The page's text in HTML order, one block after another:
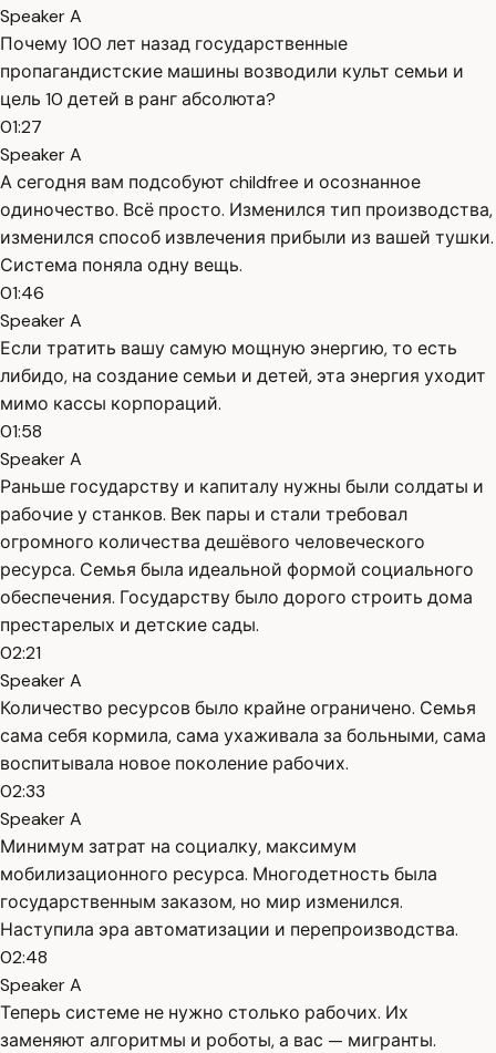
Speaker A
Почему 100 лет назад государственные
пропагандистские машины возводили культ семьи и
цель 10 детей в ранг абсолюта?
01:27
Speaker A
А сегодня вам подсобуют childfree и осознанное
одиночество. Всё просто. Изменился тип производства,
изменился способ извлечения прибыли из вашей тушки.
Система поняла одну вещь.
01:46
Speaker A
Если тратить вашу самую мощную энергию, то есть
либидо, на создание семьи и детей, эта энергия уходит
мимо кассы корпораций.
01:58
Speaker A
Раньше государству и капиталу нужны были солдаты и
рабочие у станков. Век пары и стали требовал
огромного количества дешёвого человеческого
ресурса. Семья была идеальной формой социального
обеспечения. Государству было дорого строить дома
престарелых и детские сады.
02:21
Speaker A
Количество ресурсов было крайне ограничено. Семья
сама себя кормила, сама ухаживала за больными, сама
воспитывала новое поколение рабочих.
02:33
Speaker A
Минимум затрат на социалку, максимум
мобилизационного ресурса. Многодетность была
государственным заказом, но мир изменился.
Наступила эра автоматизации и перепроизводства.
02:48
Speaker A
Теперь системе не нужно столько рабочих. Их
заменяют алгоритмы и роботы, а вас — мигранты.